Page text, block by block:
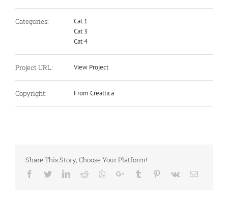
Categories:
Cat 1
Cat 3
Cat 4
Project URL: View Project
Copyright: From Creattica
Share This Story, Choose Your Platform!
Facebook
TwitterLinkedIn
Reddit Whatsapp
Google+Tumblr Pinterest
Vk Email